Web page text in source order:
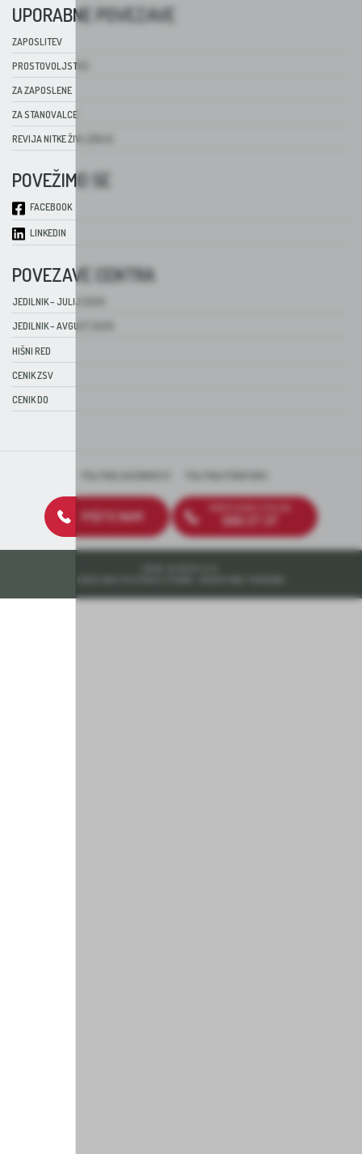
UPORABNE POVEZAVE
ZAPOSLITEV
PROSTOVOLJSTVO
ZA ZAPOSLENE
ZA STANOVALCE
REVIJA NITKE ŽIVLJENJA
POVEŽIMO SE
FACEBOOK
LINKEDIN
POVEZAVE CENTRA
JEDILNIK – JULIJ 2026
JEDILNIK – AVGUST 2026
HIŠNI RED
CENIK ZSV
CENIK DO
PIŠITE NAM 080 27 37